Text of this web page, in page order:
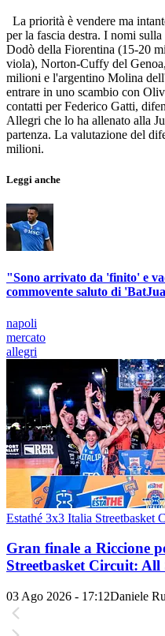
La priorità è vendere ma
per la fascia destra. I nomi
Dodò della Fiorentina (15-20
viola), Norton-Cuffy del
milioni e l'argentino Molina
entrare in uno scambio con
contatti per Federico Gatti,
Allegri che lo ha allenato alla
partenza. La valutazione del
milioni.
Leggi anche
"Sono arrivato da 'finito' e
commovente saluto di
napoli
mercato
allegri
Estathé 3x3 Italia Streetbasket
Gran finale a Riccione
Streetbasket Circuit:
03 Ago 2026 - 17:12Daniele